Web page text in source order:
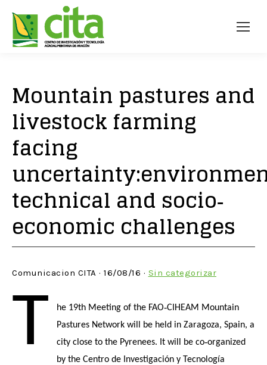
Mountain pastures and
livestock farming
facing
technical and socio‐
economic challenges
Comunicacion CITA · 16/08/16 · Sin categorizar
T
he 19th Meeting of the FAO‐CIHEAM Mountain
Pastures Network will be held in Zaragoza, Spain, a
city close to the Pyrenees. It will be co‐organized
by the Centro de Investigación y Tecnología